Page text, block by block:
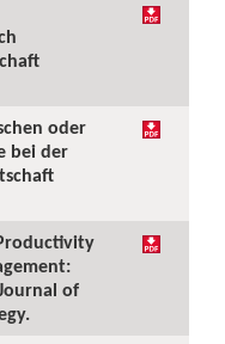
oder
bei der
of